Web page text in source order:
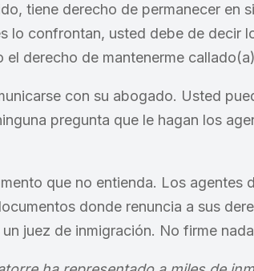
tiene derecho de permanecer en
lo confrontan, usted debe de decir
el derecho de mantenerme
con su abogado. Usted
pregunta que le hagan los
que no entienda. Los agentes
donde renuncia a sus
juez de inmigración. No firme